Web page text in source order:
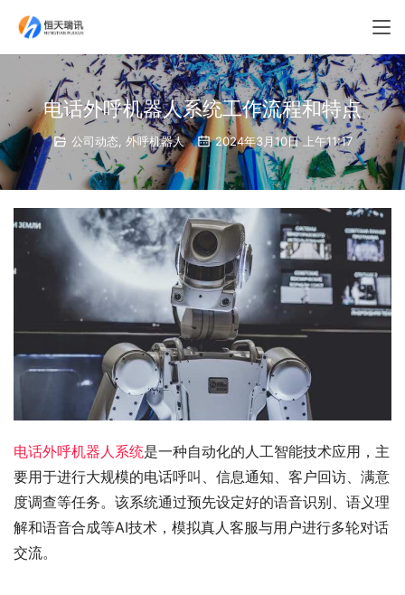
电话外呼机器人系统工作流程和特点
公司动态 外呼机器人 2024年3月10日 上午11:17
电话外呼机器人系统是一种自动化的人工智能技术应用，主
要用于进行大规模的电话呼叫、信息通知、客户回访、满意
度调查等任务。该系统通过预先设定好的语音识别、语义理
解和语音合成等AI技术，模拟真人客服与用户进行多轮对话
交流。